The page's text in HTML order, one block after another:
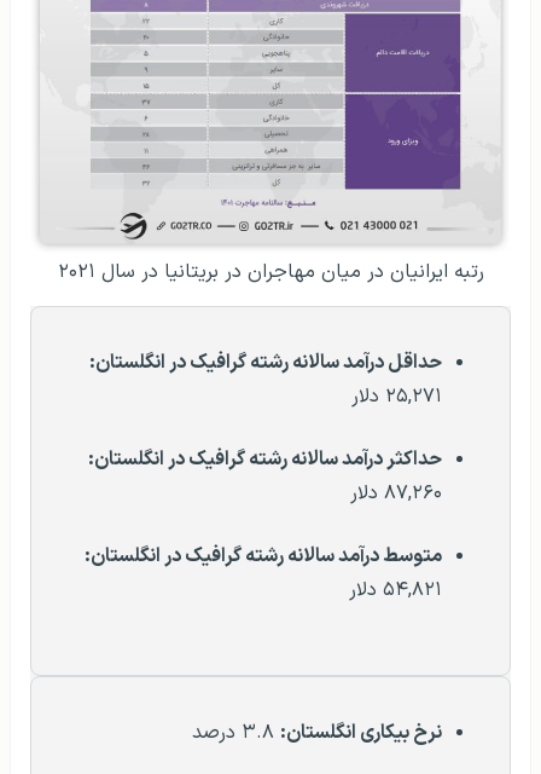
رتبه ایرانیان در میان مهاجران در بریتانیا در سال ۲۰۲۱
حداقل درآمد سالانه رشته گرافیک در انگلستان:
۲۵,۲۷۱ دلار
حداکثر درآمد سالانهرشته گرافیک در انگلستان:
۸۷,۲۶۰ دلار
متوسط درآمد سالانهرشته گرافیک در انگلستان:
۵۴,۸۲۱ دلار
نرخ بیکاری انگلستان: